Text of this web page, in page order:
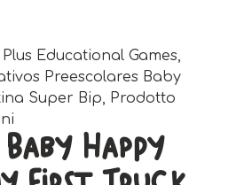
Educational Games,
Preescolares Baby
Super Bip, Prodotto
Happy